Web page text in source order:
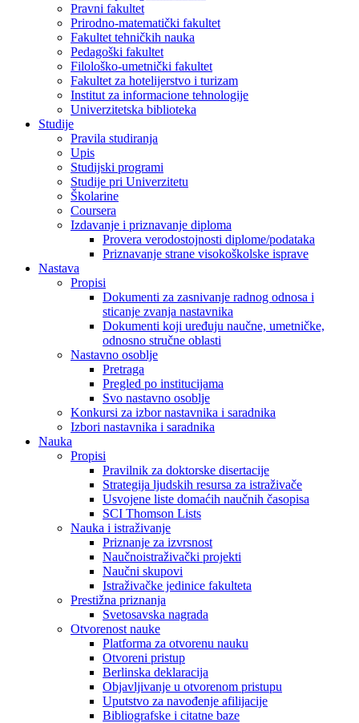
Pravni fakultet
Prirodno-matematički fakultet
Fakultet tehničkih nauka
Pedagoški fakultet
Filološko-umetnički fakultet
Fakultet za hotelijerstvo i turizam
Institut za informacione tehnologije
Univerzitetska biblioteka
Studije
Pravila studiranja
Upis
Studijski programi
Studije pri Univerzitetu
Školarine
Coursera
Izdavanje i priznavanje diploma
Provera verodostojnosti diplome/podataka
Priznavanje strane visokoškolske isprave
Nastava
Propisi
Dokumenti za zasnivanje radnog odnosa i
sticanje zvanja nastavnika
Dokumenti koji uređuju naučne, umetničke,
odnosno stručne oblasti
Nastavno osoblje
Pretraga
Pregled po institucijama
Svo nastavno osoblje
Konkursi za izbor nastavnika i saradnika
Izbori nastavnika i saradnika
Nauka
Propisi
Pravilnik za doktorske disertacije
Strategija ljudskih resursa za istraživače
Usvojene liste domaćih naučnih časopisa
SCI Thomson Lists
Nauka i istraživanje
Priznanje za izvrsnost
Naučnoistraživački projekti
Naučni skupovi
Istraživačke jedinice fakulteta
Prestižna priznanja
Svetosavska nagrada
Otvorenost nauke
Platforma za otvorenu nauku
Otvoreni pristup
Berlinska deklaracija
Objavljivanje u otvorenom pristupu
Uputstvo za navođenje afilijacije
Bibliografske i citatne baze